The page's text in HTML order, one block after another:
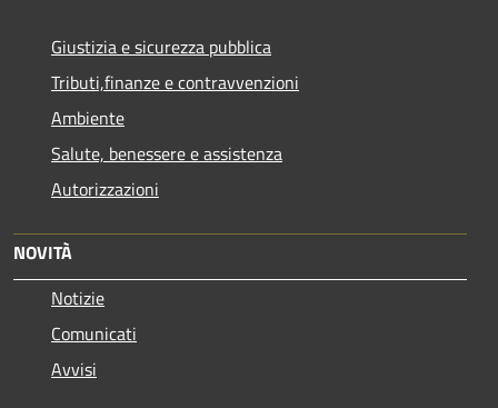
Giustizia e sicurezza pubblica
Tributi,finanze e contravvenzioni
Ambiente
Salute, benessere e assistenza
Autorizzazioni
NOVITÀ
Notizie
Comunicati
Avvisi